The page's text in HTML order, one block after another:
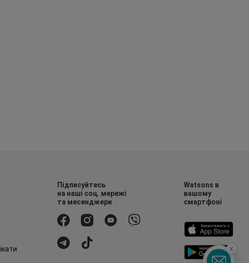
Підписуйтесь
на наші соц. мережі
та месенджери
Watsons в
вашому
смартфоні
x